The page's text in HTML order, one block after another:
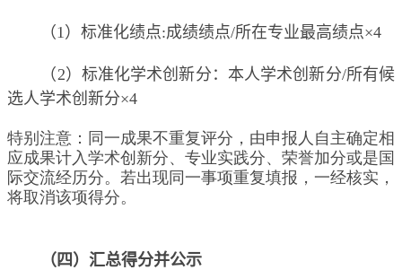
（1 ）标准化绩点:成绩绩点/所在专业最高绩点×4
（2）标准化学术创新分：本人学术创新分/所有候
选人学术创新分×4
特别注意：同一成果不重复评分，由申报人自主确定相
应成果计入学术创新分、专业实践分、荣誉加分或是国
际交流经历分。若出现同一事项重复填报，一经核实，
将取消该项得分。
（四）汇总得分并公示